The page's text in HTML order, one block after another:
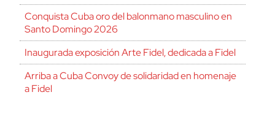
Conquista Cuba oro del balonmano masculino en
Santo Domingo 2026
Inaugurada exposición Arte Fidel, dedicada a Fidel
Arriba a Cuba Convoy de solidaridad en homenaje
a Fidel